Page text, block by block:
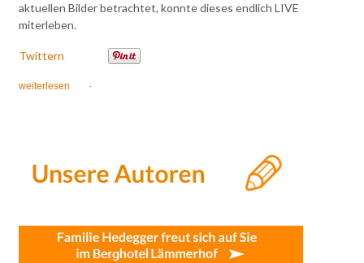
aktuellen Bilder betrachtet, konnte dieses endlich LIVE
miterleben.
Twittern
weiterlesen ·